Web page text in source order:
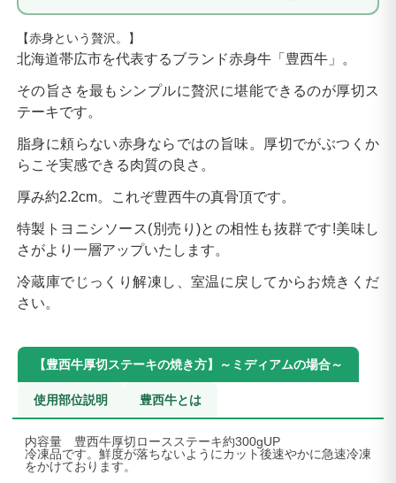
【赤身という贅沢。】
北海道帯広市を代表するブランド赤身牛「豊西牛」。
その旨さを最もシンプルに贅沢に堪能できるのが厚切ス
テーキです。
脂身に頼らない赤身ならではの旨味。厚切でがぶつくか
らこそ実感できる肉質の良さ。
厚み約2.2cm。これぞ豊西牛の真骨頂です。
特製トヨニシソース(別売り)との相性も抜群です!美味し
さがより一層アップいたします。
冷蔵庫でじっくり解凍し、室温に戻してからお焼きくだ
さい。
【豊西牛厚切ステーキの焼き方】～ミディアムの場合～
使用部位説明 豊西牛とは
内容量 豊西牛厚切ロースステーキ約300gUP
冷凍品です。鮮度が落ちないようにカット後速やかに急速冷凍
をかけております。